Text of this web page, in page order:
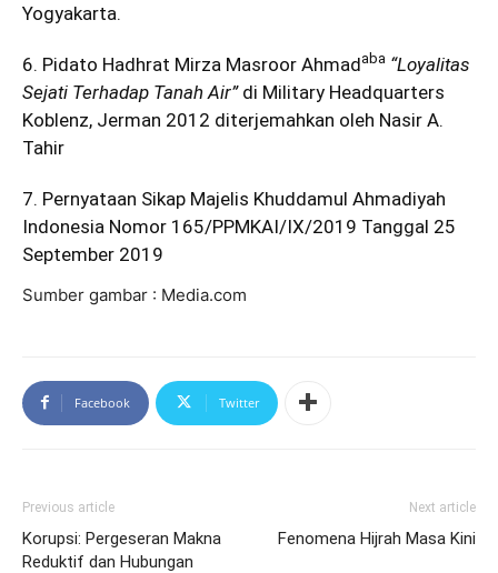
Yogyakarta.
6. Pidato Hadhrat Mirza Masroor Ahmadaba “Loyalitas
Sejati Terhadap Tanah Air” di Military Headquarters
Koblenz, Jerman 2012 diterjemahkan oleh Nasir A.
Tahir
7. Pernyataan Sikap Majelis Khuddamul Ahmadiyah
Indonesia Nomor 165/PPMKAI/IX/2019 Tanggal 25
September 2019
Sumber gambar : Media.com
Facebook Twitter
Previous article
Korupsi: Pergeseran Makna
Reduktif dan Hubungan
Next article
Fenomena Hijrah Masa Kini